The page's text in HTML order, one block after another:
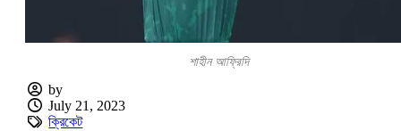
শাহীন আফ্রিদি
by
July 21, 2023
ক্রিকেট